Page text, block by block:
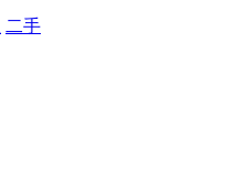
二手